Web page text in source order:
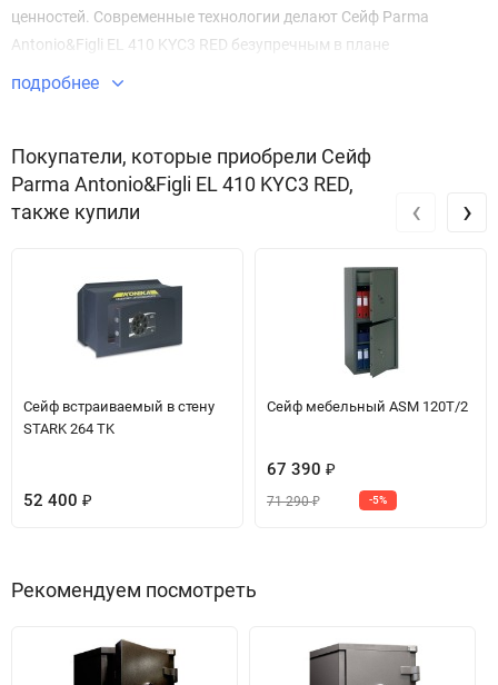
ценностей. Современные технологии делают Сейф Parma
Antonio&Figli EL 410 KYC3 RED безупречным в плане
безопасности и защиты имущества.
подробнее
Покупатели, которые приобрели Сейф
Parma Antonio&Figli EL 410 KYC3 RED,
также купили
Сейф встраиваемый в стену
STARK 264 TK
52 400 ₽
Сейф мебельный ASM 120T/2
67 390 ₽
71 290₽ -5%
‹ ›
Рекомендуем посмотреть